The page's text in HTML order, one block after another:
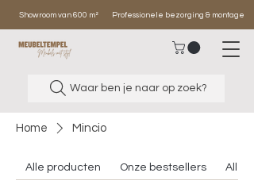
Showroom van 600 m² Professionele bezorging & montage
Waar ben je naar op zoek?
Home Mincio
Alle producten Onze bestsellers Alle